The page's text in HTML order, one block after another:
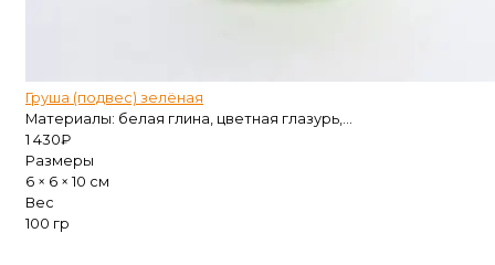
Груша (подвес) зелёная
Материалы: белая глина, цветная глазурь,...
1 430₽
Размеры
6 × 6 × 10 см
Вес
100 гр